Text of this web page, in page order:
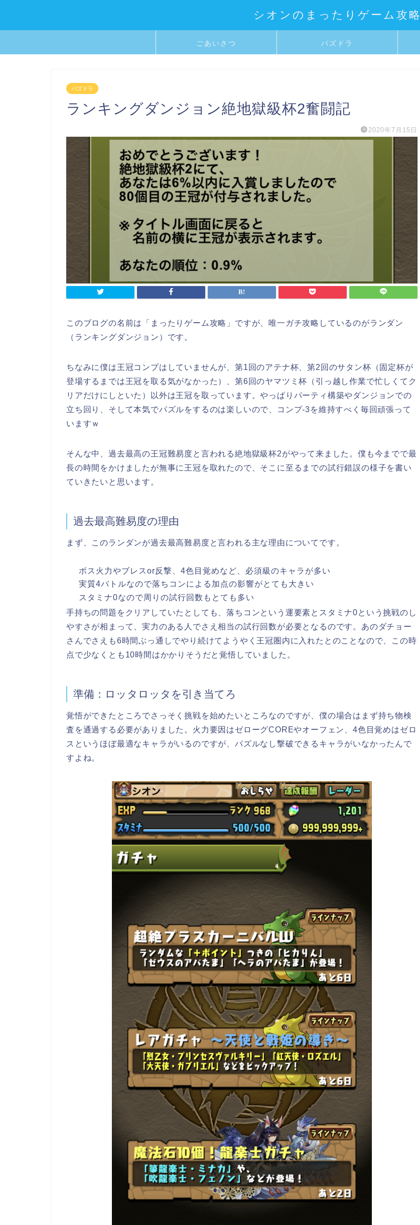
シオンのまったりゲーム攻略
ごあいさつ パズドラ
パズドラ
ランキングダンジョン絶地獄級杯2奮闘記
2020年7月15日
このブログの名前は「まったりゲーム攻略」ですが、唯一ガチ攻略しているのがランダン
（ランキングダンジョン）です。
ちなみに僕は王冠コンプはしていませんが、第1回のアテナ杯、第2回のサタン杯（固定杯が
登場するまでは王冠を取る気がなかった）、第6回のヤマツミ杯（引っ越し作業で忙しくてク
リアだけにしといた）以外は王冠を取っています。やっぱりパーティ構築やダンジョンでの
立ち回り、そして本気でパズルをするのは楽しいので、コンプ-3を維持すべく毎回頑張って
いますｗ
そんな中、過去最高の王冠難易度と言われる絶地獄級杯2がやって来ました。僕も今までで最
長の時間をかけましたが無事に王冠を取れたので、そこに至るまでの試行錯誤の様子を書い
ていきたいと思います。
過去最高難易度の理由
まず、このランダンが過去最高難易度と言われる主な理由についてです。
ボス火力やブレスor反撃、4色目覚めなど、必須級のキャラが多い
実質4バトルなので落ちコンによる加点の影響がとても大きい
スタミナ0なので周りの試行回数もとても多い
手持ちの問題をクリアしていたとしても、落ちコンという運要素とスタミナ0という挑戦のし
やすさが相まって、実力のある人でさえ相当の試行回数が必要となるのです。あのダチョー
さんでさえも6時間ぶっ通しでやり続けてようやく王冠圏内に入れたとのことなので、この時
点で少なくとも10時間はかかりそうだと覚悟していました。
準備：ロッタロッタを引き当てろ
覚悟ができたところでさっそく挑戦を始めたいところなのですが、僕の場合はまず持ち物検
査を通過する必要がありました。火力要因はゼローグCOREやオーフェン、4色目覚めはゼロ
スというほぼ最適なキャラがいるのですが、パズルなし撃破できるキャラがいなかったんで
すよね。